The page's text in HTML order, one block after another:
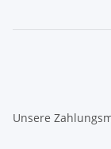
Unsere